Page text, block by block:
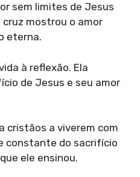
sem limites de Jesus
mostrou o amor
eterna.
à reflexão. Ela
de Jesus e seu amor
cristãos a viverem com
constante do sacrifício
ele ensinou.